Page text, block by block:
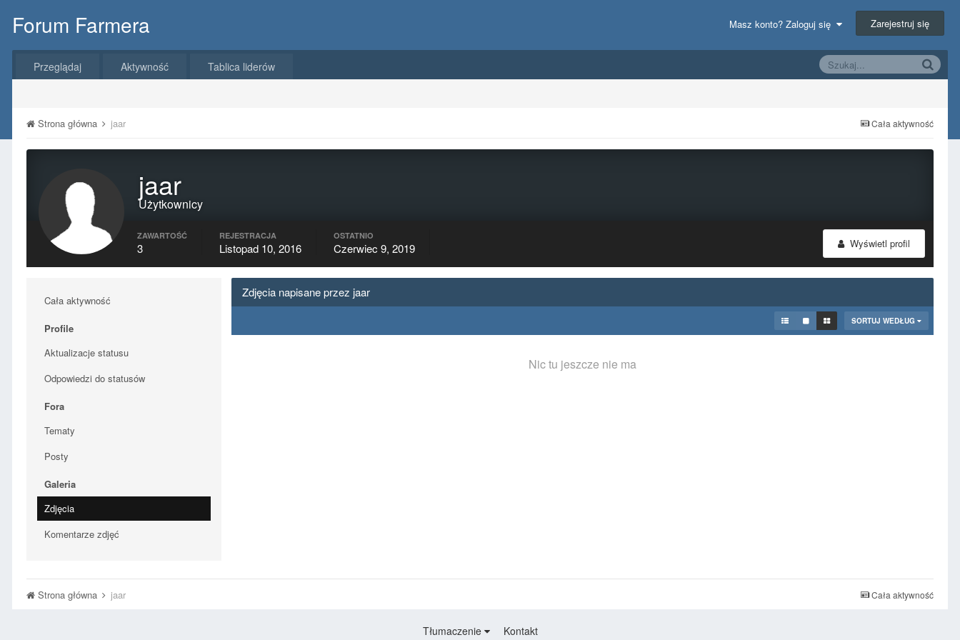
Forum Farmera Masz konto? Zaloguj się Zarejestruj się
Przeglądaj Aktywność Tablica liderów
Cała aktywność
Strona główna jaar
jaar
Użytkownicy
Wyświetl profil
ZAWARTOŚĆ
3
REJESTRACJA
Listopad 10, 2016
OSTATNIO
Czerwiec 9, 2019
Cała aktywność
Profile
Aktualizacje statusu
Odpowiedzi do statusów
Fora
Tematy
Posty
Galeria
Zdjęcia
Komentarze zdjęć
Zdjęcia napisane przez jaar
SORTUJ WEDŁUG
Nic tu jeszcze nie ma
Cała aktywność
Strona główna jaar
Tłumaczenie Kontakt